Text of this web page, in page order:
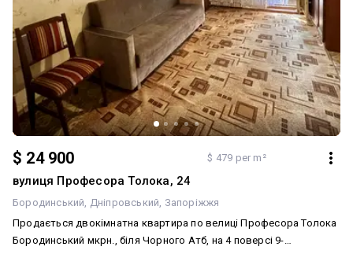
$ 24 900 $ 479 per m²
вулиця Професора Толока, 24
Бородинський Дніпровський Запоріжжя
Продається двокімнатна квартира по велиці Професора Толока
Бородинський мкрн., біля Чорного Атб, на 4 поверсі 9-